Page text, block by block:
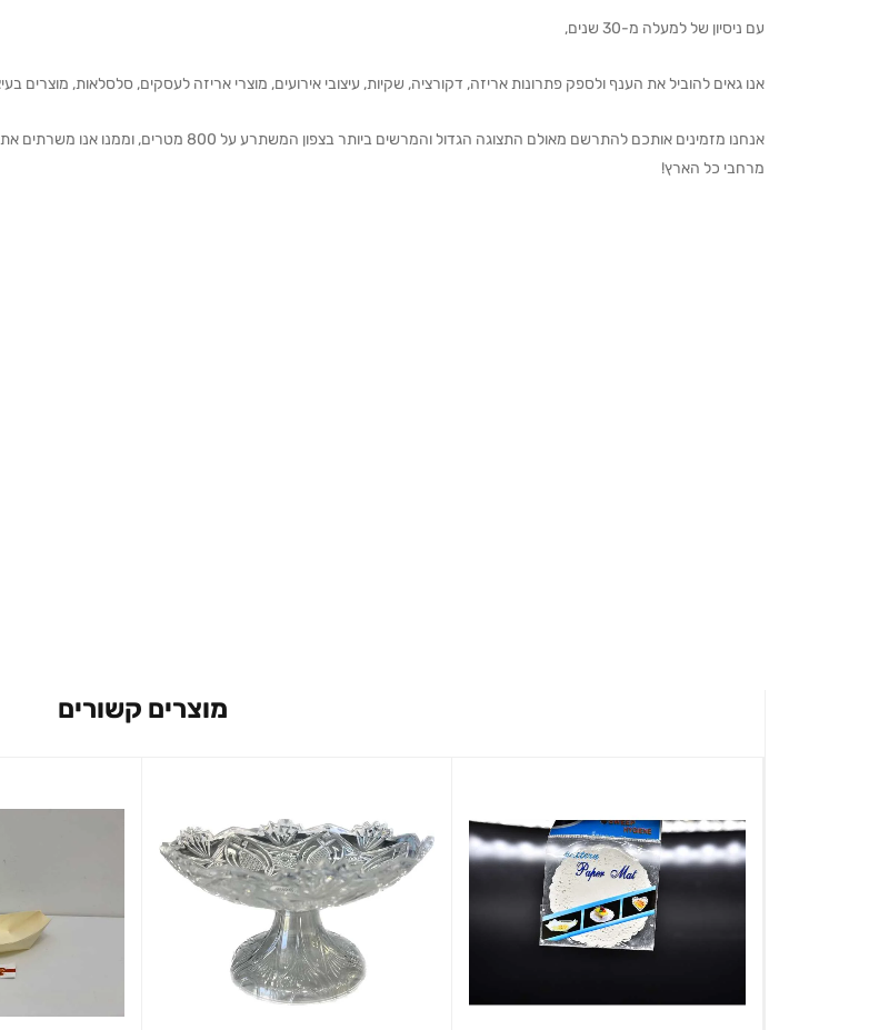
עם ניסיון של למעלה מ-30 שנים,
אנו גאים להוביל את הענף ולספק פתרונות אריזה, דקורציה, שקיות, עיצובי אירועים, מוצרי אריזה לעסקים, סלסלאות, מוצרים
אנחנו מזמינים אותכם להתרשם מאולם התצוגה הגדול והמרשים ביותר
מרחבי כל הארץ!
מוצרים קשורים